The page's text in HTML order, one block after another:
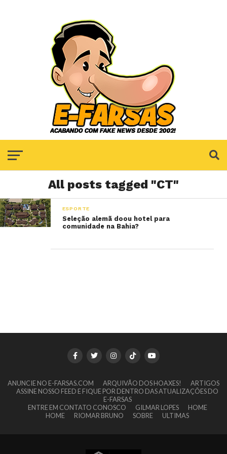
All posts tagged "CT"
ESPORTE
Seleção alemã doou hotel para
comunidade na Bahia?
ANUNCIE NO E-FARSAS.COM ARQUIVÃO DOS HOAXES!
ARTIGOS
ASSINE NOSSO FEED E FIQUE POR DENTRO DAS ATUALIZAÇÕES DO
E-FARSAS
ENTRE EM CONTATO CONOSCO
GILMAR LOPES
HOME
HOME
RIOMAR BRUNO SOBRE ULTIMAS